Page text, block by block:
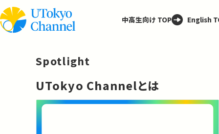
中高生向け TOP English
Spotlight
UTokyo Channelとは